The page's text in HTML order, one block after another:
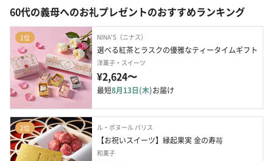
60代の義母へのお礼プレゼントのおすすめランキング
1位 NINA'S（ニナス）
選べる紅茶とラスクの優雅なティータイムギフト
洋菓子・スイーツ
¥2,624〜
最短8月13日(木)お届け
2位 ル・ボヌール パリス
【お祝いスイーツ】縁起果実 金の寿苺
和菓子